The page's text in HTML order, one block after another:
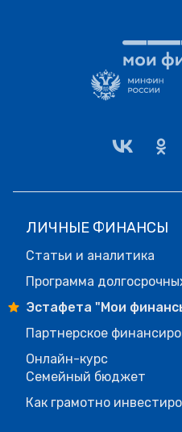
ЛИЧНЫЕ ФИНАНСЫ
Статьи и аналитика
Программа
Эстафета "Мои
Партнерское
Онлайн-курс
Семейный бюджет
Как грамотно